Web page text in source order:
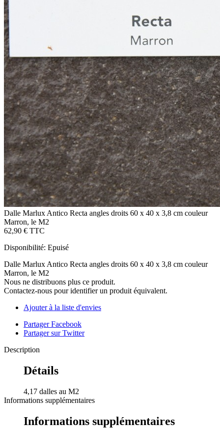
Dalle Marlux Antico Recta angles droits 60 x 40 x 3,8 cm couleur
Marron, le M2
62,90 € TTC
Disponibilité: Epuisé
Dalle Marlux Antico Recta angles droits 60 x 40 x 3,8 cm couleur
Marron, le M2
Nous ne distribuons plus ce produit.
Contactez-nous pour identifier un produit équivalent.
Ajouter à la liste d'envies
Partager Facebook
Partager sur Twitter
Description
Détails
4,17 dalles au M2
Informations supplémentaires
Informations supplémentaires